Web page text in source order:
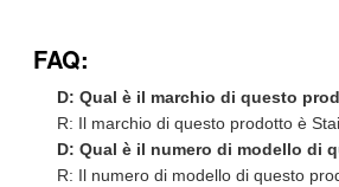
FAQ:
D: Qual è il marchio di questo
R: Il marchio di questo prodotto è
D: Qual è il numero di modello di
R: Il numero di modello di questo